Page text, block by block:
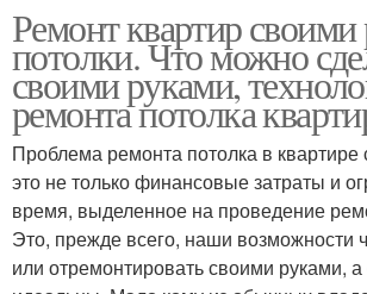
Ремонт квартир
потолки. Что можно
своими руками,
ремонта потолка
Проблема ремонта потолка в
это не только финансовые затраты и
время, выделенное на проведение
Это, прежде всего, наши возможности
или отремонтировать своими руками,